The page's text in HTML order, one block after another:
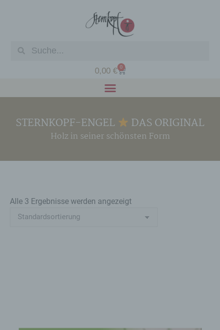
0,00 € 0
STERNKOPF-ENGEL DAS ORIGINAL
Holz in seiner schönsten Form
Alle 3 Ergebnisse werden angezeigt